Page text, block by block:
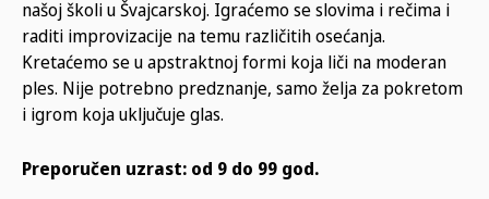
našoj školi u Švajcarskoj. Igraćemo se slovima i rečima i
raditi improvizacije na temu različitih osećanja.
Kretaćemo se u apstraktnoj formi koja liči na moderan
ples. Nije potrebno predznanje, samo želja za pokretom
i igrom koja uključuje glas.
Preporučen uzrast: od 9 do 99 god.